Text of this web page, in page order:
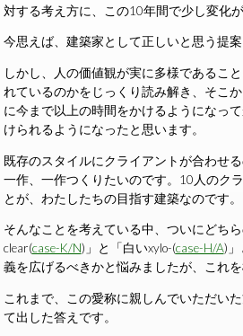
対する考え方に、この10年間で少し変化
今思えば、建築家として正しいと思う提
しかし、人の価値観が実に多様であるこ
れているのかをじっくり読み解き、そこ
に今まで以上の時間をかけるようになっ
けられるようになったと思います。
既存のスタイルにクライアントが合わせ
一作、一作つくりたいのです。10人のク
とが、わたしたちの目指す建築なのです。
そんなことを考えている中、ついにどち
clear(case-K/N)」と「白いxylo-(case-H/A)」
義を広げるべきかと悩みましたが、これ
これまで、この愛称に親しんでいただい
て出した答えです。